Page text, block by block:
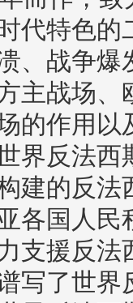
代特色
、战争爆
主战场
的作用
界反法
建的反
各国人
支援反
写了世